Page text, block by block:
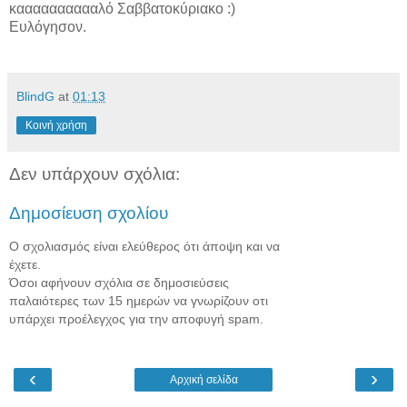
κααααααααααλό Σαββατοκύριακο :)
Ευλόγησον.
BlindG at 01:13
Κοινή χρήση
Δεν υπάρχουν σχόλια:
Δημοσίευση σχολίου
Ο σχολιασμός είναι ελεύθερος ότι άποψη και να
έχετε.
Όσοι αφήνουν σχόλια σε δημοσιεύσεις
παλαιότερες των 15 ημερών να γνωρίζουν οτι
υπάρχει προέλεγχος για την αποφυγή spam.
‹ ›
Αρχική σελίδα